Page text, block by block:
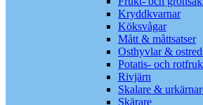
Kryddkvarnar
Köksvågar
Mått & måttsatser
Osthyvlar &
Potatis- och
Rivjärn
Skalare &
Skärare